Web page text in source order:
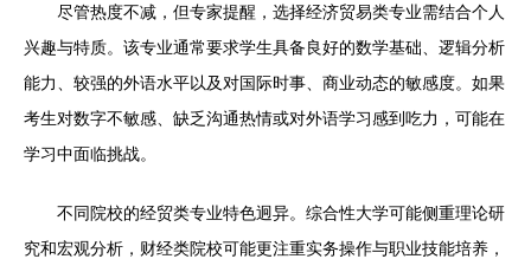
尽管热度不减，但专家提醒，选择经济贸易类专业需结合个人
兴趣与特质。该专业通常要求学生具备良好的数学基础、逻辑分析
能力、较强的外语水平以及对国际时事、商业动态的敏感度。如果
考生对数字不敏感、缺乏沟通热情或对外语学习感到吃力，可能在
学习中面临挑战。
不同院校的经贸类专业特色迥异。综合性大学可能侧重理论研
究和宏观分析，财经类院校可能更注重实务操作与职业技能培养，